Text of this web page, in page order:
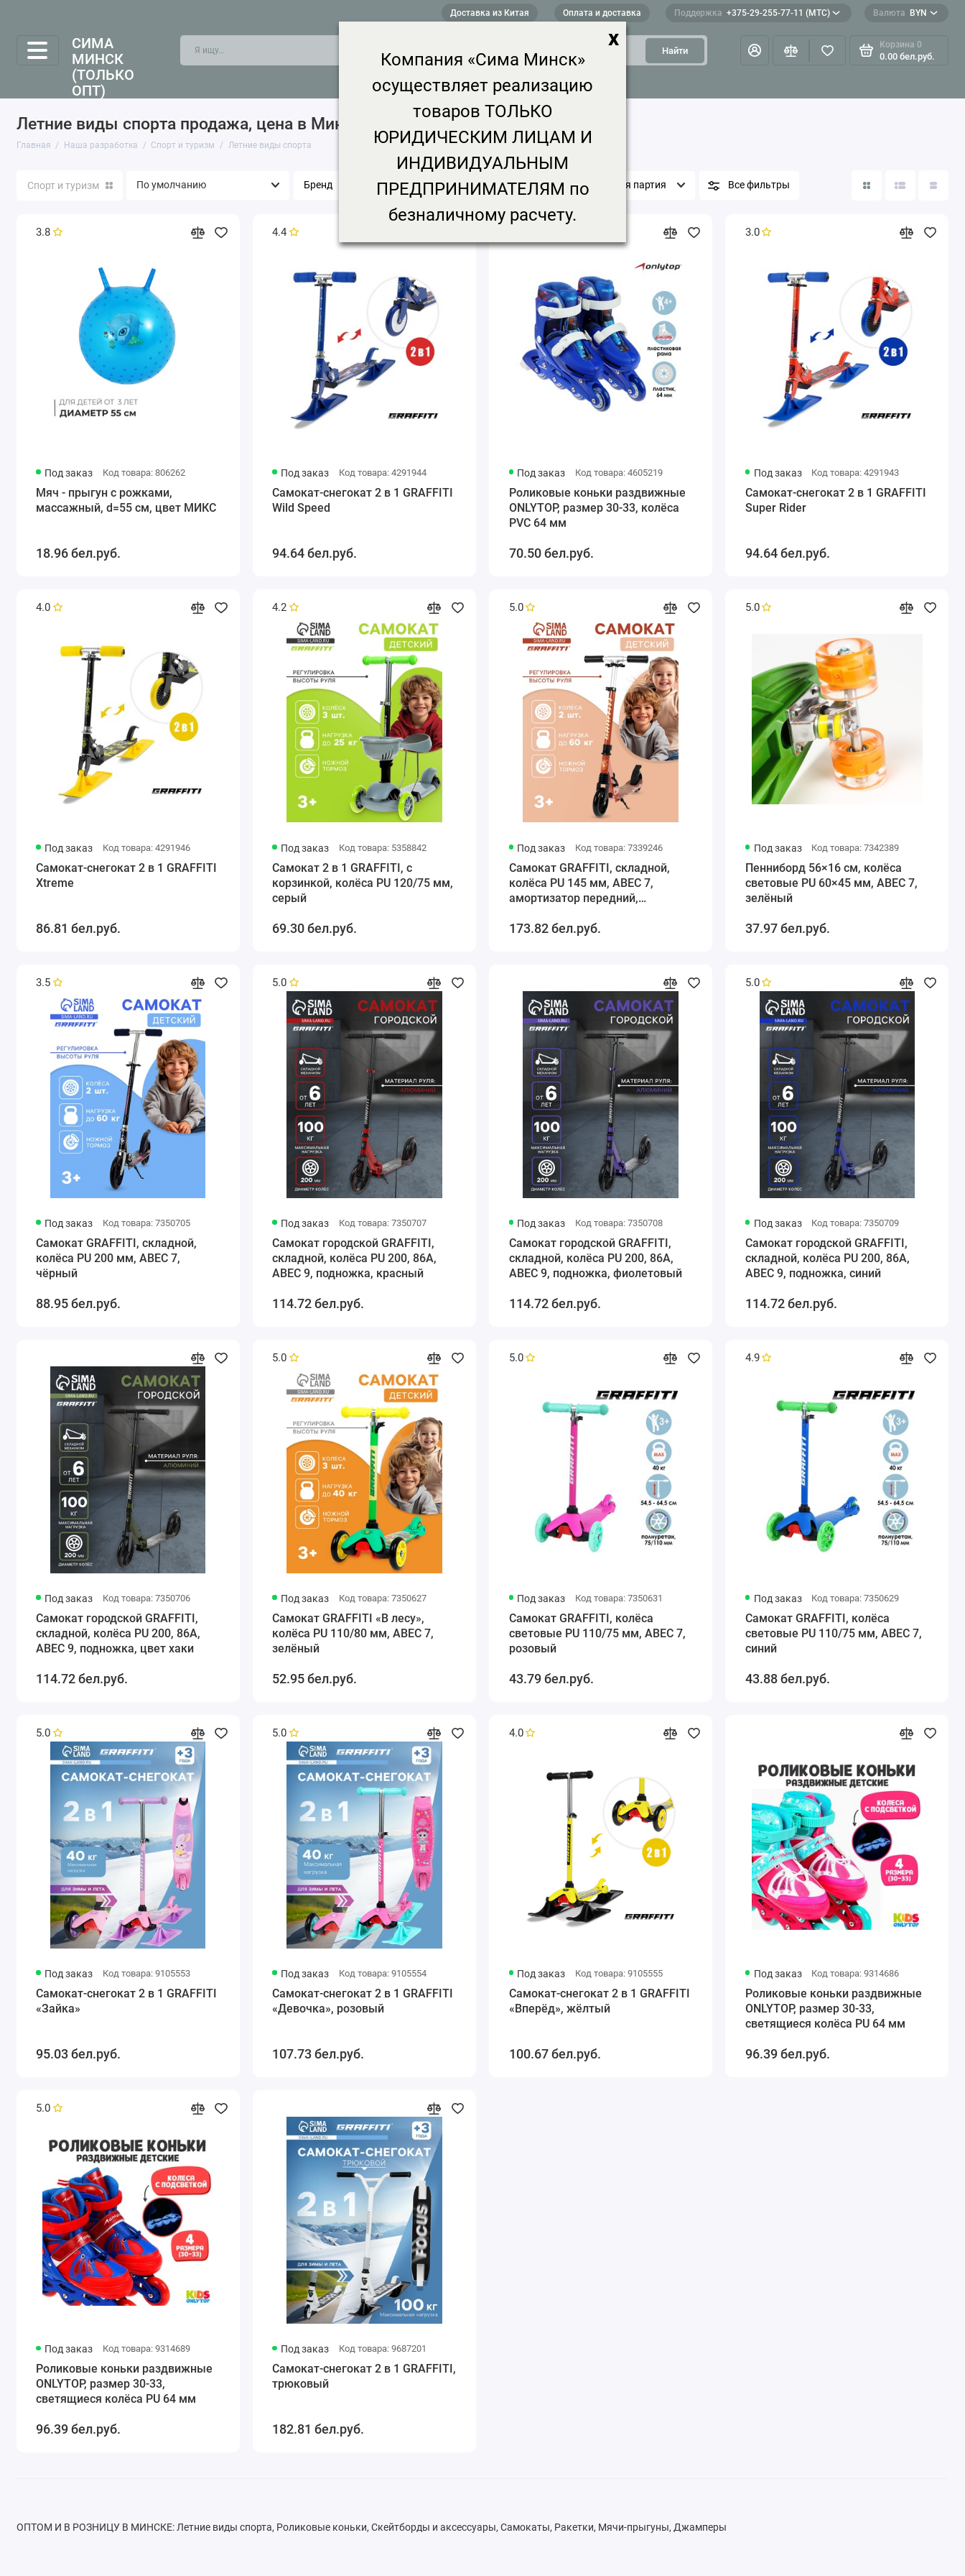
Доставка из Китая Оплата и доставка Поддержка +375-29-255-77-11 (МТС) Валюта BYN
СИМА
МИНСК
(ТОЛЬКО
ОПТ)
Найти
Корзина 0
0.00 бел.руб.
Летние виды спорта продажа, цена в Минске
Главная Наша разработка Спорт и туризм Летние виды спорта
Спорт и туризм Бренд Цена, ₽ Срок доставки Минимальная партия Все фильтры
3.8
Под заказ Код товара: 806262
Мяч - прыгун с рожками,
массажный, d=55 см, цвет МИКС
18.96 бел.руб.
4.4
Под заказ Код товара: 4291944
Самокат-снегокат 2 в 1 GRAFFITI
Wild Speed
94.64 бел.руб.
Под заказ Код товара: 4605219
Роликовые коньки раздвижные
ONLYTOP, размер 30-33, колёса
PVC 64 мм
70.50 бел.руб.
3.0
Под заказ Код товара: 4291943
Самокат-снегокат 2 в 1 GRAFFITI
Super Rider
94.64 бел.руб.
4.0
Под заказ Код товара: 4291946
Самокат-снегокат 2 в 1 GRAFFITI
Xtreme
86.81 бел.руб.
4.2
Под заказ Код товара: 5358842
Самокат 2 в 1 GRAFFITI, с
корзинкой, колёса PU 120/75 мм,
серый
69.30 бел.руб.
5.0
Под заказ Код товара: 7339246
Самокат GRAFFITI, складной,
колёса PU 145 мм, ABEC 7,
амортизатор передний,
173.82 бел.руб.
5.0
Под заказ Код товара: 7342389
Пенниборд 56×16 см, колёса
световые PU 60×45 мм, ABEC 7,
зелёный
37.97 бел.руб.
3.5
Под заказ Код товара: 7350705
Самокат GRAFFITI, складной,
колёса PU 200 мм, ABEC 7,
чёрный
88.95 бел.руб.
5.0
Под заказ Код товара: 7350707
Самокат городской GRAFFITI,
складной, колёса PU 200, 86A,
ABEC 9, подножка, красный
114.72 бел.руб.
Под заказ Код товара: 7350708
Самокат городской GRAFFITI,
складной, колёса PU 200, 86A,
ABEC 9, подножка, фиолетовый
114.72 бел.руб.
5.0
Под заказ Код товара: 7350709
Самокат городской GRAFFITI,
складной, колёса PU 200, 86A,
ABEC 9, подножка, синий
114.72 бел.руб.
Под заказ Код товара: 7350706
Самокат городской GRAFFITI,
складной, колёса PU 200, 86A,
ABEC 9, подножка, цвет хаки
114.72 бел.руб.
5.0
Под заказ Код товара: 7350627
Самокат GRAFFITI «В лесу»,
колёса PU 110/80 мм, ABEC 7,
зелёный
52.95 бел.руб.
5.0
Под заказ Код товара: 7350631
Самокат GRAFFITI, колёса
световые PU 110/75 мм, ABEC 7,
розовый
43.79 бел.руб.
4.9
Под заказ Код товара: 7350629
Самокат GRAFFITI, колёса
световые PU 110/75 мм, ABEC 7,
синий
43.88 бел.руб.
5.0
Под заказ Код товара: 9105553
Самокат-снегокат 2 в 1 GRAFFITI
«Зайка»
95.03 бел.руб.
5.0
Под заказ Код товара: 9105554
Самокат-снегокат 2 в 1 GRAFFITI
«Девочка», розовый
107.73 бел.руб.
4.0
Под заказ Код товара: 9105555
Самокат-снегокат 2 в 1 GRAFFITI
«Вперёд», жёлтый
100.67 бел.руб.
Под заказ Код товара: 9314686
Роликовые коньки раздвижные
ONLYTOP, размер 30-33,
светящиеся колёса PU 64 мм
96.39 бел.руб.
5.0
Под заказ Код товара: 9314689
Роликовые коньки раздвижные
ONLYTOP, размер 30-33,
светящиеся колёса PU 64 мм
96.39 бел.руб.
Под заказ Код товара: 9687201
Самокат-снегокат 2 в 1 GRAFFITI,
трюковый
182.81 бел.руб.
ОПТОМ И В РОЗНИЦУ В МИНСКЕ: Летние виды спорта, Роликовые коньки, Скейтборды и аксессуары, Самокаты, Ракетки, Мячи-прыгуны, Джамперы
x
Компания «Сима Минск»
осуществляет реализацию
товаров ТОЛЬКО
ЮРИДИЧЕСКИМ ЛИЦАМ И
ИНДИВИДУАЛЬНЫМ
ПРЕДПРИНИМАТЕЛЯМ по
безналичному расчету.